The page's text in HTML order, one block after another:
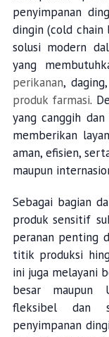
penyimpanan
dingin (cold chain
solusi modern
yang
perikanan,
produk farmasi.
yang canggih
memberikan
aman, efisien,
maupun
Sebagai bagian
produk sensitif
peranan penting
titik produksi
ini juga melayani
besar maupun
fleksibel dan
penyimpanan